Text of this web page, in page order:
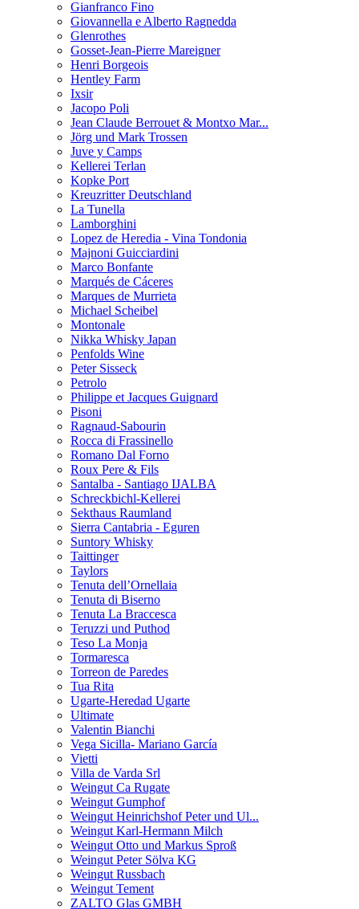
Gianfranco Fino
Giovannella e Alberto Ragnedda
Glenrothes
Gosset-Jean-Pierre Mareigner
Henri Borgeois
Hentley Farm
Ixsir
Jacopo Poli
Jean Claude Berrouet & Montxo Mar...
Jörg und Mark Trossen
Juve y Camps
Kellerei Terlan
Kopke Port
Kreuzritter Deutschland
La Tunella
Lamborghini
Lopez de Heredia - Vina Tondonia
Majnoni Guicciardini
Marco Bonfante
Marqués de Cáceres
Marques de Murrieta
Michael Scheibel
Montonale
Nikka Whisky Japan
Penfolds Wine
Peter Sisseck
Petrolo
Philippe et Jacques Guignard
Pisoni
Ragnaud-Sabourin
Rocca di Frassinello
Romano Dal Forno
Roux Pere & Fils
Santalba - Santiago IJALBA
Schreckbichl-Kellerei
Sekthaus Raumland
Sierra Cantabria - Eguren
Suntory Whisky
Taittinger
Taylors
Tenuta dell’Ornellaia
Tenuta di Biserno
Tenuta La Braccesca
Teruzzi und Puthod
Teso La Monja
Tormaresca
Torreon de Paredes
Tua Rita
Ugarte-Heredad Ugarte
Ultimate
Valentin Bianchi
Vega Sicilla- Mariano García
Vietti
Villa de Varda Srl
Weingut Ca Rugate
Weingut Gumphof
Weingut Heinrichshof Peter und Ul...
Weingut Karl-Hermann Milch
Weingut Otto und Markus Sproß
Weingut Peter Sölva KG
Weingut Russbach
Weingut Tement
ZALTO Glas GMBH